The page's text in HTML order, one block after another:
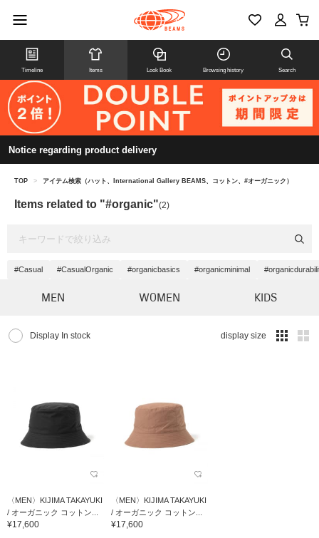
Timeline Items Look Book Browsing history Search
Notice regarding product delivery
TOP > アイテム検索（ハット、International Gallery BEAMS、コットン、#オーガニック）
Items related to "#organic"(2)
#Casual #CasualOrganic #organicbasics #organicminimal
MEN WOMEN KIDS
Display In stock display size
〈MEN〉KIJIMA TAKAYUKI
/ オーガニック コットン...
¥17,600
〈MEN〉KIJIMA TAKAYUKI
/ オーガニック コットン...
¥17,600